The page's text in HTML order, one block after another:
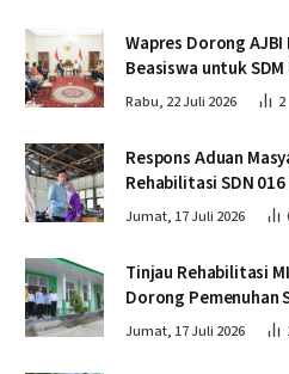
Wapres Dorong
Beasiswa untuk
Rabu, 22 Juli 2026 2
Respons Aduan
Rehabilitasi SDN
Jumat, 17 Juli 2026
Tinjau Rehabilitasi
Dorong Pemenuhan
Jumat, 17 Juli 2026